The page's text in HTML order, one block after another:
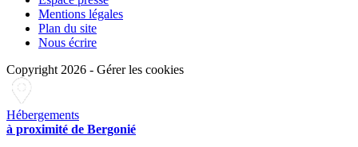
Mentions légales
Plan du site
Nous écrire
Copyright 2026 - Gérer les cookies
Hébergements
à proximité de Bergonié